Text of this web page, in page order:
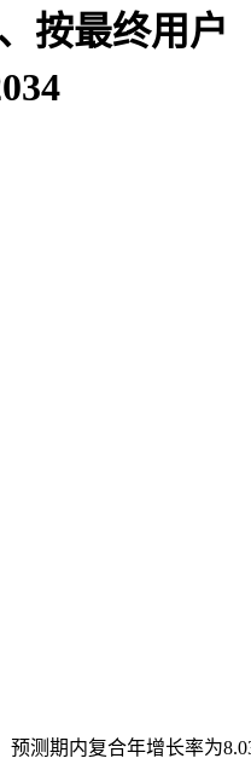
按最终用户
测期内复合年增长率为